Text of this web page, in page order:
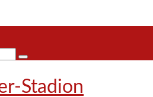
Stadion